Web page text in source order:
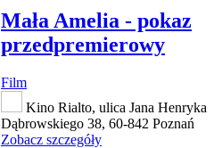
Mała Amelia - pokaz
przedpremierowy
Film
Kino Rialto, ulica Jana Henryka
Dąbrowskiego 38, 60-842 Poznań
Zobacz szczegóły